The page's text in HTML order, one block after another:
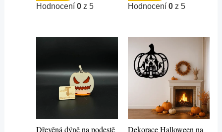
Hodnocení 0z 5 Hodnocení 0 z 5
Dřevěná dýně na podestě Dekorace Halloween na